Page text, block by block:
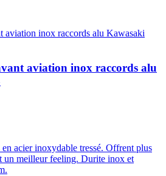
aviation inox raccords alu
acier inoxydable tressé. Offrent plus
un meilleur feeling. Durite inox et